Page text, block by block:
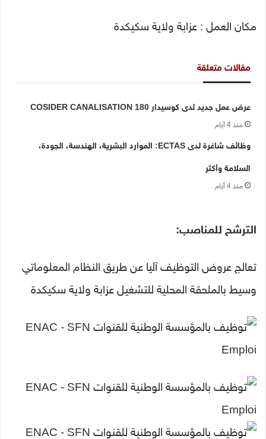
مكان العمل : عزابة ولاية سكيكدة
مقالات متعلقة
عرض عمل جديد لدى كوسيدار COSIDER CANALISATION 180
منذ 4 أيام
وظائف شاغرة لدى ECTAS: الموارد البشرية، الهندسة، الجودة،
السلامة وأكثر
منذ 4 أيام
الترشح للمناصب:
تعالج عروض التوظيف آليا عن طريق النظام المعلوماتي
وسيط بالملحقة المحلية للتشغيل عزابة ولاية سكيكدة